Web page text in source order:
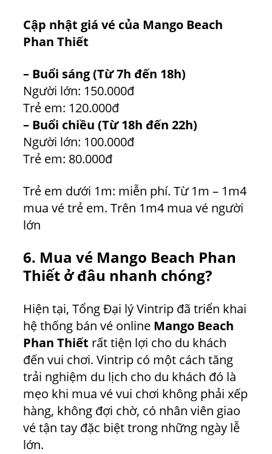
Cập nhật giá vé của Mango Beach
Phan Thiết
– Buổi sáng (Từ 7h đến 18h)
Người lớn: 150.000đ
Trẻ em: 120.000đ
– Buổi chiều (Từ 18h đến 22h)
Người lớn: 100.000đ
Trẻ em: 80.000đ
Trẻ em dưới 1m: miễn phí. Từ 1m – 1m4
mua vé trẻ em. Trên 1m4 mua vé người
lớn
6. Mua vé Mango Beach Phan
Thiết ở đâu nhanh chóng?
Hiện tại, Tổng Đại lý Vintrip đã triển khai
hệ thống bán vé online Mango Beach
Phan Thiết rất tiện lợi cho du khách
đến vui chơi. Vintrip có một cách tăng
trải nghiệm du lịch cho du khách đó là
mẹo khi mua vé vui chơi không phải xếp
hàng, không đợi chờ, có nhân viên giao
vé tận tay đặc biệt trong những ngày lễ
lớn.